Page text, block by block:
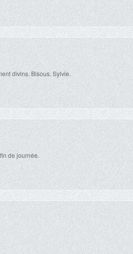
divins. Bisous. Sylvie.
de journée.